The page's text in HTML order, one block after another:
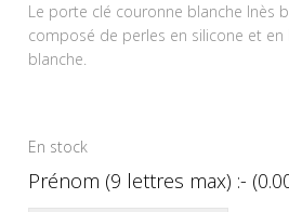
Le porte clé couronne blanche Inès
composé de perles en silicone et en
blanche.
En stock
Prénom (9 lettres max) :- (